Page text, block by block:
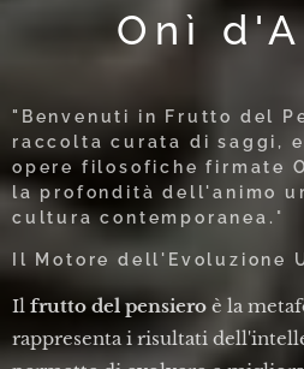
Onì
"Benvenuti in Frutto del
raccolta curata di saggi,
opere filosofiche firmate
la profondità dell'animo
cultura contemporanea. "
Il Motore dell'Evoluzione
Il frutto del pensiero è la
rappresenta i risultati